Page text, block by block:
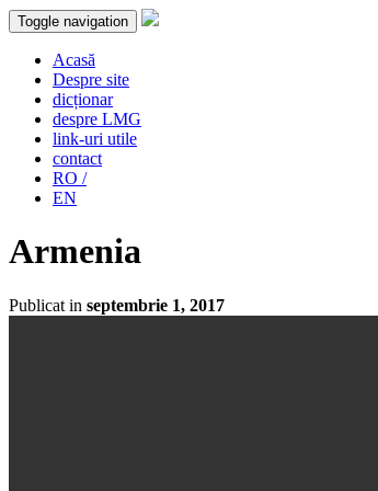
Toggle navigation
Acasă
Despre site
dicționar
despre LMG
link-uri utile
contact
RO /
EN
Armenia
Publicat in septembrie 1, 2017